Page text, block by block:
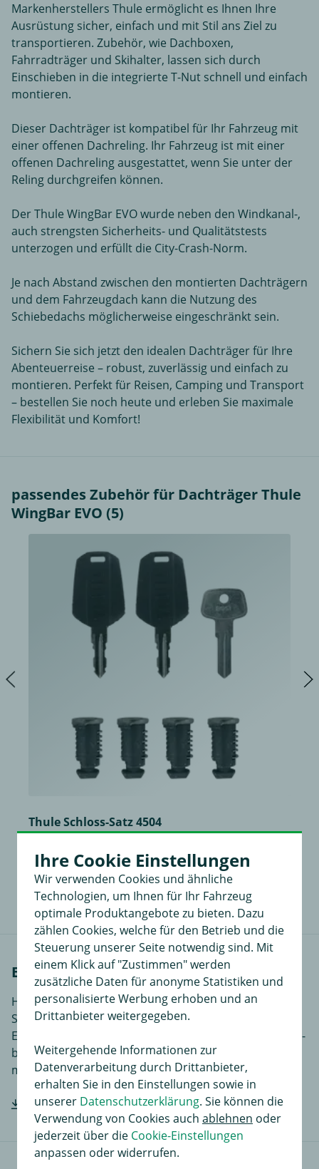
Markenherstellers Thule ermöglicht es Ihnen Ihre
Ausrüstung sicher, einfach und mit Stil ans Ziel zu
transportieren. Zubehör, wie Dachboxen,
Fahrradträger und Skihalter, lassen sich durch
Einschieben in die integrierte T-Nut schnell und einfach
montieren.
Dieser Dachträger ist kompatibel für Ihr Fahrzeug mit
einer offenen Dachreling. Ihr Fahrzeug ist mit einer
offenen Dachreling ausgestattet, wenn Sie unter der
Reling durchgreifen können.
Der Thule WingBar EVO wurde neben den Windkanal-,
auch strengsten Sicherheits- und Qualitätstests
unterzogen und erfüllt die City-Crash-Norm.
Je nach Abstand zwischen den montierten Dachträgern
und dem Fahrzeugdach kann die Nutzung des
Schiebedachs möglicherweise eingeschränkt sein.
Sichern Sie sich jetzt den idealen Dachträger für Ihre
Abenteuerreise – robust, zuverlässig und einfach zu
montieren. Perfekt für Reisen, Camping und Transport
– bestellen Sie noch heute und erleben Sie maximale
Flexibilität und Komfort!
passendes Zubehör für Dachträger Thule
WingBar EVO (5)
Thule Schloss-Satz 4504
bestehend aus 4 Schließzylindern, optimaler Diebstahlschutz
47,99 €
Einbauanleitungen
Hier finden Sie Einbauanleitungen in verschiedenen
Sprachen, je nach Artikel noch ergänzende
Einbauhilfen und zusätzliches Bildmaterial das den Ein-
bzw. Anbau des Produktes für Sie noch einfacher
macht.
Hersteller-Einbauanleitung downloaden
Ihre Cookie Einstellungen
Wir verwenden Cookies und ähnliche
Technologien, um Ihnen für Ihr Fahrzeug
optimale Produktangebote zu bieten. Dazu
zählen Cookies, welche für den Betrieb und die
Steuerung unserer Seite notwendig sind. Mit
einem Klick auf "Zustimmen" werden
zusätzliche Daten für anonyme Statistiken und
personalisierte Werbung erhoben und an
Drittanbieter weitergegeben.
Weitergehende Informationen zur
Datenverarbeitung durch Drittanbieter,
erhalten Sie in den Einstellungen sowie in
unserer Datenschutzerklärung. Sie können die
Verwendung von Cookies auch ablehnen oder
jederzeit über die Cookie-Einstellungen
anpassen oder widerrufen.